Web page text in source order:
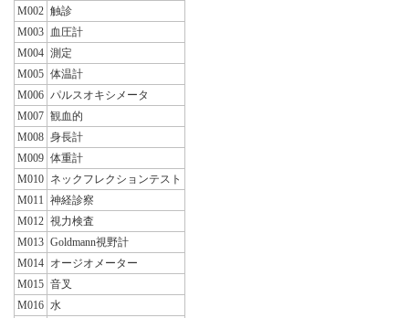
M002 触診
M003 血圧計
M004 測定
M005 体温計
M006 パルスオキシメータ
M007 観血的
M008 身長計
M009 体重計
M010 ネックフレクションテスト
M011
神経診察
M012 視力検査
M013 Goldmann視野計
M014 オージオメーター
M015 音叉
M016 水